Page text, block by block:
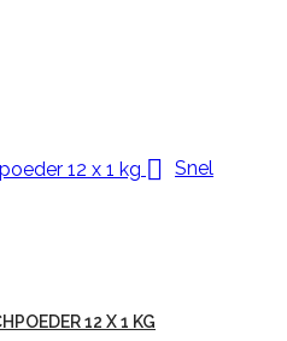
 Snel
12 X 1 KG